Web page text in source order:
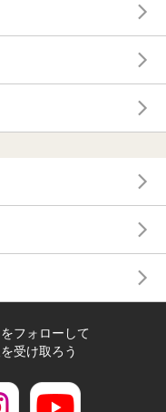
フォローして
受け取ろう